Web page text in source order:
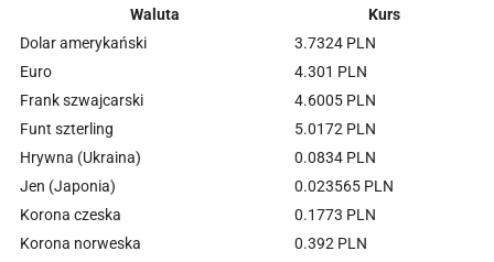
Waluta
Kurs
Dolar amerykański
3.7324 PLN
Euro
4.301 PLN
Frank szwajcarski
4.6005 PLN
Funt szterling
5.0172 PLN
Hrywna (Ukraina)
0.0834 PLN
Jen (Japonia)
0.023565 PLN
Korona czeska
0.1773 PLN
Korona norweska
0.392 PLN